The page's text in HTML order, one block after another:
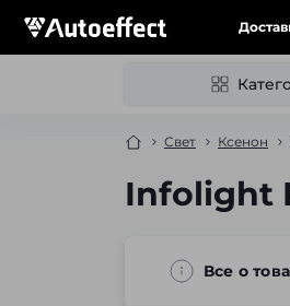
Свет Ксенон
Infolight
Все о